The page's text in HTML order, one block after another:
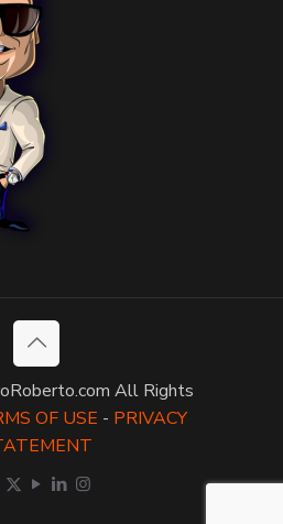
All Rights
OF USE - PRIVACY